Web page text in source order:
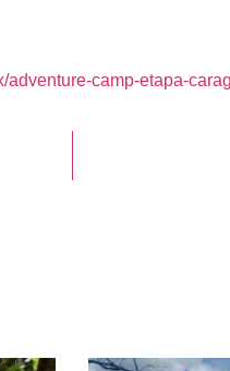
adventure-camp-etapa-